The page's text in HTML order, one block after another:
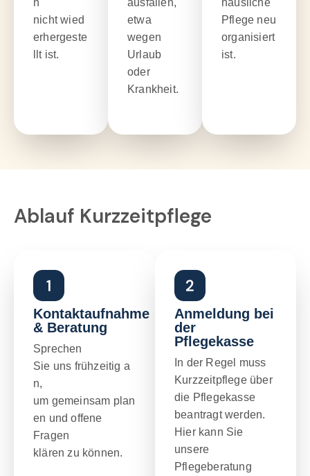
h
nicht wied
erhergeste
llt ist.
ausfallen,
etwa
wegen
Urlaub
oder
Krankheit.
häusliche
Pflege neu
organisiert
ist.
Ablauf Kurzzeitpflege
Kontaktaufnahme
& Beratung
Sprechen
Sie uns frühzeitig a
n,
um gemeinsam plan
en und offene
Fragen
klären zu können.
Anmeldung bei
der
Pflegekasse
In der Regel muss
Kurzzeitpflege über
die Pflegekasse
beantragt werden.
Hier kann Sie
unsere
Pflegeberatung